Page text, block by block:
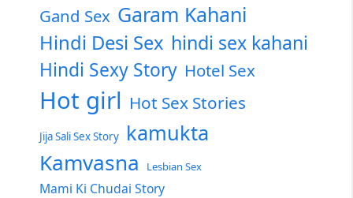
Gand Sex Garam Kahani
Hindi Desi Sex hindi sex kahani
Hindi Sexy Story Hotel Sex
Hot girl Hot Sex Stories
Jija Sali Sex Story kamukta
Kamvasna Lesbian Sex
Mami Ki Chudai Story